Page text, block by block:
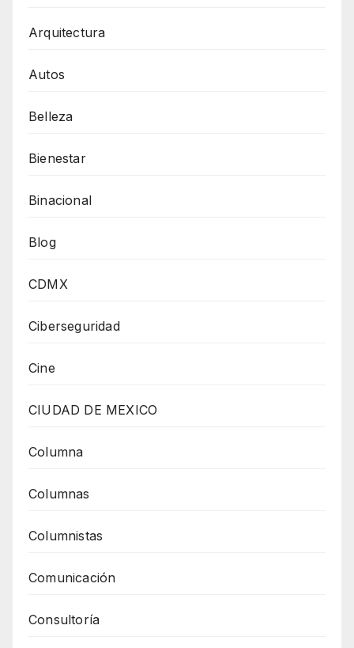
Arquitectura
Autos
Belleza
Bienestar
Binacional
Blog
CDMX
Ciberseguridad
Cine
CIUDAD DE MEXICO
Columna
Columnas
Columnistas
Comunicación
Consultoría